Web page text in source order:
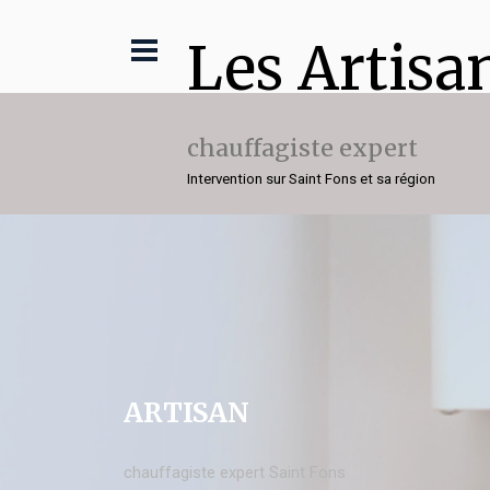
Les
chauffagiste expert
Intervention sur Saint Fons et sa région
ARTISAN
chauffagiste expert Saint Fons